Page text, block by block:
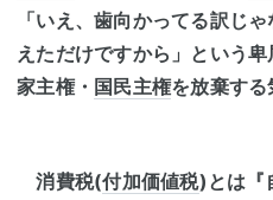
「いえ、歯向かってる訳じ
えただけですから」という
家主権・ 国民主権を放棄する
消費税(付加価値税)とは『